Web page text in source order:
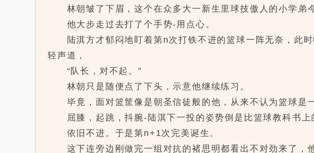
林朝皱了下眉，这个在众多大一新生里球技傲人的小学弟今
他大步走过去打了个手势-用点心。
陆淇方才郁闷地盯着第n次打铁不进的篮球一阵无奈，此时
轻声道，
“队长，对不起。”
林朝只是随便点了下头，示意他继续练习。
毕竟，面对篮筐像是朝圣信徒般的他，从来不认为篮球是一
屈膝，起跳，抖腕-陆淇下一投的姿势倒是比篮球教科书上
依旧不进。于是第n+1次完美诞生。
这下连旁边刚做完一组对抗的褚思明都看出不对劲来了，